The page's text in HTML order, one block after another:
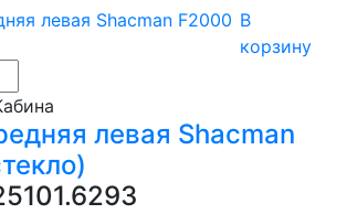
В
корзину
левая Shacman